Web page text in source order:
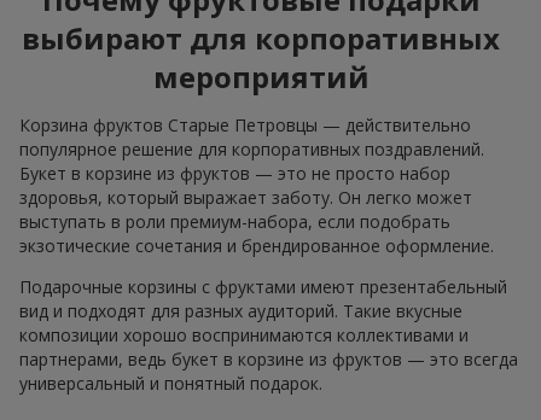
выбирают для корпоративных
мероприятий
Корзина фруктов Старые Петровцы — действительно
популярное решение для корпоративных поздравлений.
Букет в корзине из фруктов — это не просто набор
здоровья, который выражает заботу. Он легко может
выступать в роли премиум-набора, если подобрать
экзотические сочетания и брендированное оформление.
Подарочные корзины с фруктами имеют презентабельный
вид и подходят для разных аудиторий. Такие вкусные
композиции хорошо воспринимаются коллективами и
партнерами, ведь букет в корзине из фруктов — это всегда
универсальный и понятный подарок.